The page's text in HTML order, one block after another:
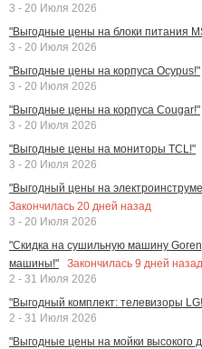
3 - 20 Июля 2026
"Выгодные цены на блоки питания
3 - 20 Июля 2026
"Выгодные цены на корпуса Ocypus!"
3 - 20 Июля 2026
"Выгодные цены на корпуса Cougar!"
3 - 20 Июля 2026
"Выгодные цены на мониторы TCL!"
3 - 20 Июля 2026
"Выгодный цены на
Закончилась 20 дней назад
3 - 20 Июля 2026
"Скидка на сушильную машину
машины!"
Закончилась 9 дней назад
2 - 31 Июля 2026
"Выгодный комплект: телевизоры
2 - 31 Июля 2026
"Выгодные цены на мойки высокого